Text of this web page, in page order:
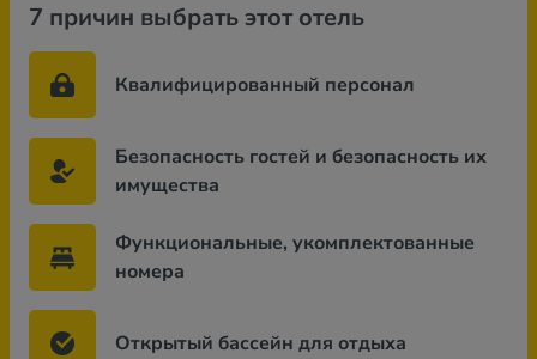
7 причин выбрать этот отель
Квалифицированный персонал
Безопасность гостей и безопасность их
имущества
Функциональные, укомплектованные
номера
Открытый бассейн для отдыха